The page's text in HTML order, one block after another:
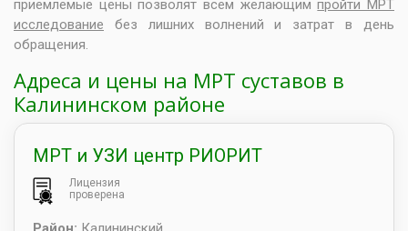
приемлемые цены позволят всем желающимпройти МРТ
исследование без лишних волнений и затрат в день
обращения.
Адреса и цены на МРТ суставов в
Калининском районе
МРТ и УЗИ центр РИОРИТ
Лицензия
проверена